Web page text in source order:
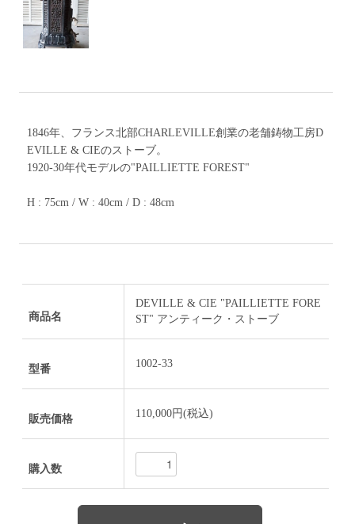
1846年、フランス北部CHARLEVILLE創業の老舗鋳物工房D
EVILLE & CIEのストーブ。
1920-30年代モデルの"PAILLIETTE FOREST"
H : 75cm / W : 40cm / D : 48cm
商品名
DEVILLE & CIE "PAILLIETTE FORE
ST" アンティーク・ストーブ
型番 1002-33
販売価格 110,000円(税込)
購入数